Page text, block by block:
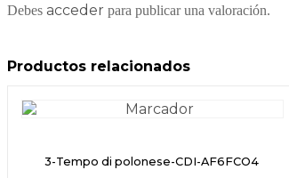
Debes acceder para publicar una valoración.
Productos relacionados
3-Tempo di polonese-CDI-AF6FCO4